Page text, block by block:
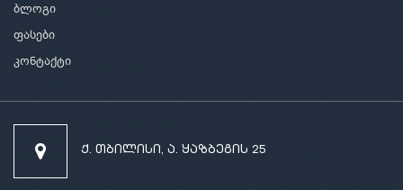
ბლოგი
ფასები
კონტაქტი
ქ. თბილისი, ა. ყაზბეგის 25